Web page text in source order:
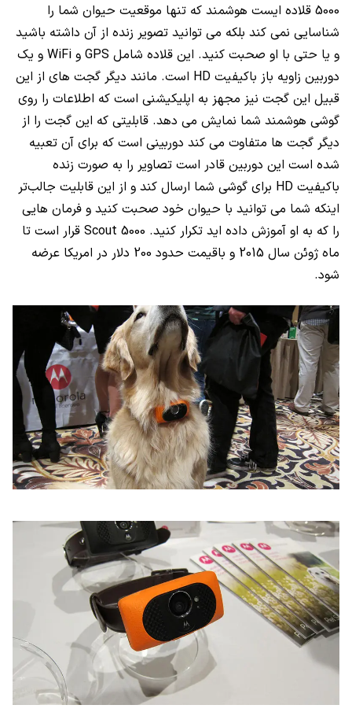
5000 قلاده ایست هوشمند که تنها موقعیت حیوان شما را
شناسایی نمی ‌کند بلکه می ‌توانید تصویر زنده از آن داشته باشید
و یا حتی با او صحبت کنید. این قلاده شامل GPS و WiFi و یک
دوربین زاویه باز باکیفیت HD است. مانند دیگر گجت های از این
قبیل این گجت نیز مجهز به اپلیکیشنی است که اطلاعات را روی
گوشی هوشمند شما نمایش می ‌دهد. قابلیتی که این گجت را از
دیگر گجت ها متفاوت می ‌کند دوربینی است که برای آن تعبیه
شده است این دوربین قادر است تصاویر را به ‌صورت زنده
باکیفیت HD برای گوشی شما ارسال کند و از این قابلیت جالب‌تر
اینکه شما می ‌توانید با حیوان خود صحبت کنید و فرمان ‌هایی
را که به او آموزش داده‌ اید تکرار کنید. Scout 5000 قرار است تا
ماه ژوئن سال 2015 و باقیمت حدود 200 دلار در امریکا عرضه
شود.